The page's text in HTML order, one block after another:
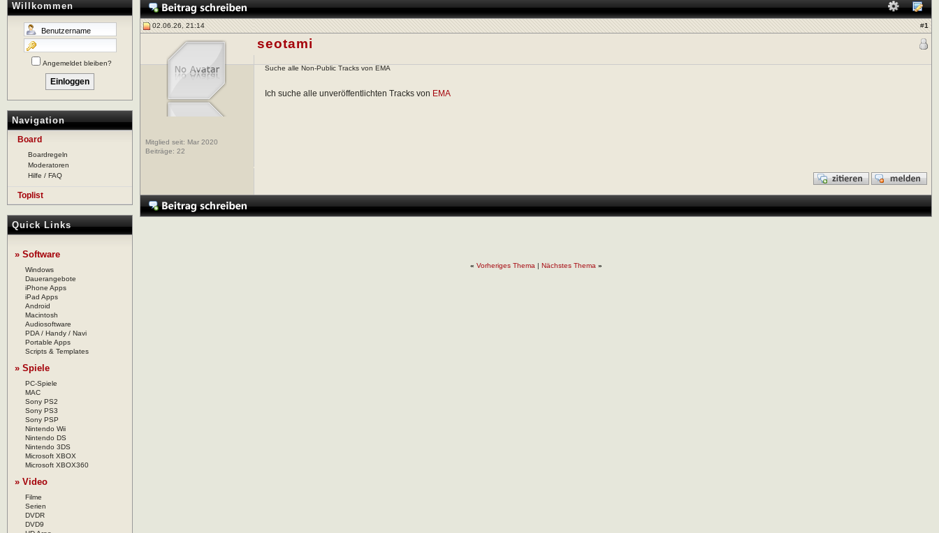
Willkommen
Angemeldet bleiben?
Navigation
Board
Boardregeln
Moderatoren
Hilfe / FAQ
Toplist
Quick Links
» Software
Windows
Dauerangebote
iPhone Apps
iPad Apps
Android
Macintosh
Audiosoftware
PDA / Handy / Navi
Portable Apps
Scripts & Templates
» Spiele
PC-Spiele
MAC
Sony PS2
Sony PS3
Sony PSP
Nintendo Wii
Nintendo DS
Nintendo 3DS
Microsoft XBOX
Microsoft XBOX360
» Video
Filme
Serien
DVDR
DVD9
02.06.26, 21:14 #1
Mitglied seit: Mar 2020
Beiträge: 22
seotami
Suche alle Non-Public Tracks von EMA
Ich suche alle unveröffentlichten Tracks von EMA
« Vorheriges Thema| Nächstes Thema »